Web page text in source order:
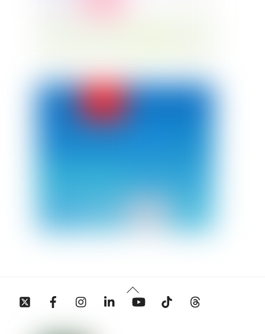
Back
To
Twitter Facebook InstagramLinkedin YouTube Tiktok